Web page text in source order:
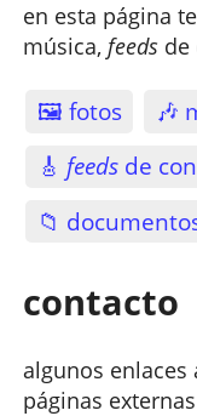
en esta página
música,feeds de
🖼️ fotos
🎶
🎸 feedsde
📁
contacto
algunos enlaces
páginas externas